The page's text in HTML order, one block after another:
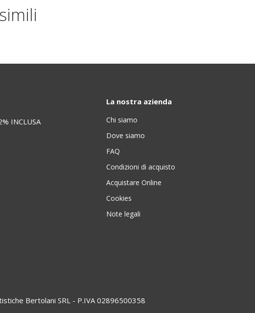
INCLUSA
La nostra azienda
Chi siamo
Dove siamo
FAQ
Condizioni di acquisto
Acquistare Online
Cookies
Note legali
Bertolani SRL - P.IVA 02896500358